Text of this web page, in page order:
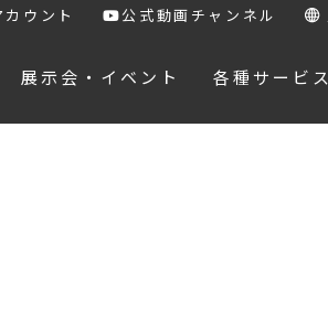
ウント 公式動画チャンネル
展示会・イベント 各種サービス